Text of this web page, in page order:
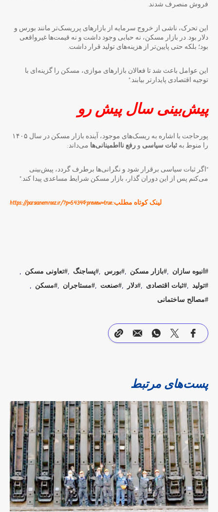
فروش منصرف شدند.
این تحرک، ناشی از خروج سرمایه از بازارهای پرریسک‌تر مانند بورس و
دلار بود. در بازار مسکن، نه حبابی وجود داشت و نه قیمت‌ها غیرواقعی
بود؛ بلکه حتی پایین‌تر از هزینه‌های تولید قرار داشت.
این عوامل باعث شد تا فعالان بازارهای موازی، مسکن را گزینه‌ای با
توجیه اقتصادی پایدارتر بیابند.”
پیش‌بینی سال پیش رو
پورحاجت با اشاره به ریسک‌های موجود، آینده بازار مسکن در سال ۱۴۰۵
را منوط به ثبات سیاسی و رفع نااطمینانی‌ها می‌داند:
“اگر ثبات سیاسی برقرار شود و نگرانی‌ها برطرف گردد، پیش‌بینی
می‌کنم پس از این دوران گذار، بازار مسکن شرایط مساعدی پیدا کند.”
لینک کوتاه مطلب:https://parsianemrooz.ir/?p=5434&preview=true
انبوه سازان بازار مسکن بورس پساجنگ
تعاونی مسکن
تولید
ثبات اقتصادی دلار صنعت مستاجران
مسکن
مصالح ساختمانی
پست‌های مرتبط